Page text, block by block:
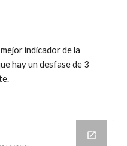
indicador de la
hay un desfase de 3